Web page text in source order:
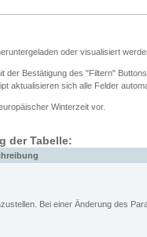
oder visualisiert
Bestätigung des "Filtern"
aktualisieren sich alle Felder
Winterzeit vor.
der Tabelle:
Bei einer Änderung des